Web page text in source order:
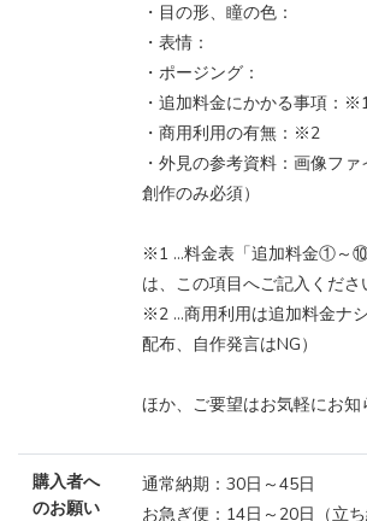
・目の形、瞳の色：
・表情：
・ポージング：
・追加料金にかかる事項：
・商用利用の有無：※2
・外見の参考資料：画像フ
創作のみ必須）
※1 …料金表「追加料金①～
は、この項目へご記入くださ
※2 …商用利用は追加料金ナ
配布、自作発言はNG）
ほか、ご要望はお気軽にお知
購入者へ
のお願い
通常納期：30日～45日
お急ぎ便：14日～20日（立